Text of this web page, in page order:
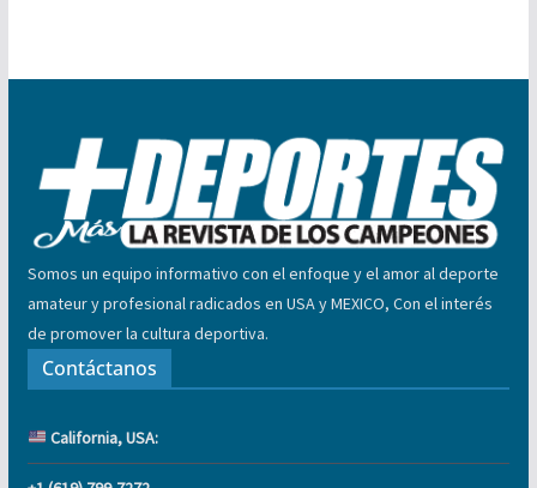
Somos un equipo informativo con el enfoque y el amor al deporte
amateur y profesional radicados en USA y MEXICO, Con el interés
de promover la cultura deportiva.
Contáctanos
California, USA: